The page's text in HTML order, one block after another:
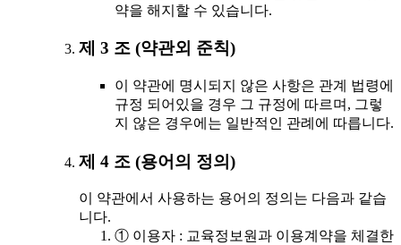
약을 해지할 수 있습니다.
제 3 조 (약관외 준칙)
이 약관에 명시되지 않은 사항은 관계 법령에
규정 되어있을 경우 그 규정에 따르며, 그렇
지 않은 경우에는 일반적인 관례에 따릅니다.
제 4 조 (용어의 정의)
이 약관에서 사용하는 용어의 정의는 다음과 같습
니다.
① 이용자 : 교육정보원과 이용계약을 체결한